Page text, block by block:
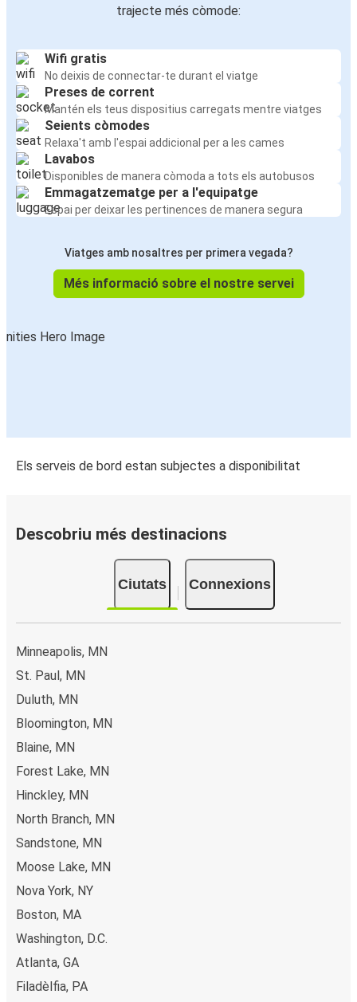
trajecte més còmode:
Wifi gratis
No deixis de connectar-te durant el viatge
Preses de corrent
Mantén els teus dispositius carregats mentre viatges
Seients còmodes
Relaxa't amb l'espai addicional per a les cames
Lavabos
Disponibles de manera còmoda a tots els autobusos
Emmagatzematge per a l'equipatge
Espai per deixar les pertinences de manera segura
Viatges amb nosaltres per primera vegada?
Més informació sobre el nostre servei
Els serveis de bord estan subjectes a disponibilitat
Descobriu més destinacions
Ciutats Connexions
Minneapolis, MN
St. Paul, MN
Duluth, MN
Bloomington, MN
Blaine, MN
Forest Lake, MN
Hinckley, MN
North Branch, MN
Sandstone, MN
Moose Lake, MN
Nova York, NY
Boston, MA
Washington, D.C.
Atlanta, GA
Filadèlfia, PA